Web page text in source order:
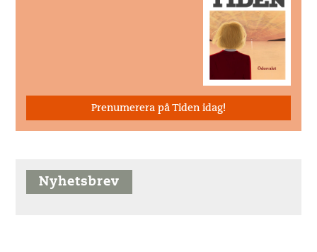
Prenumerera på Tiden idag!
Nyhetsbrev